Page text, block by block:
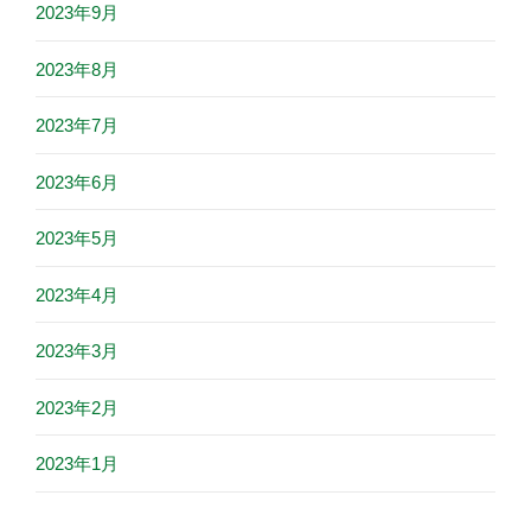
2023年9月
2023年8月
2023年7月
2023年6月
2023年5月
2023年4月
2023年3月
2023年2月
2023年1月